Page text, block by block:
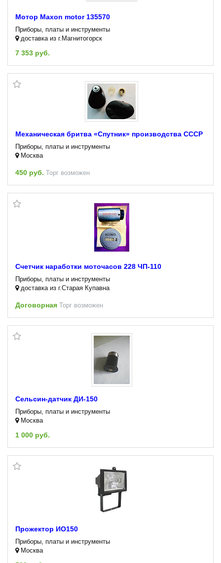
Мотор Maxon motor 135570
Приборы, платы и инструменты
доставка из г.Магнитогорск
7 353 руб.
Механическая бритва «Спутник» производства СССР
Приборы, платы и инструменты
Москва
450 руб. Торг возможен
Счетчик наработки моточасов 228 ЧП-110
Приборы, платы и инструменты
доставка из г.Старая Купавна
Договорная Торг возможен
Сельсин-датчик ДИ-150
Приборы, платы и инструменты
Москва
1 000 руб.
Прожектор ИО150
Приборы, платы и инструменты
Москва